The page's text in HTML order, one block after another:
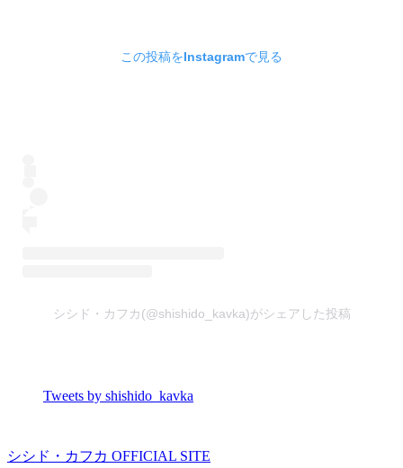
この投稿をInstagramで見る
シシド・カフカ(@shishido_kavka)がシェアした投稿
Tweets by shishido_kavka
シシド・カフカ OFFICIAL SITE